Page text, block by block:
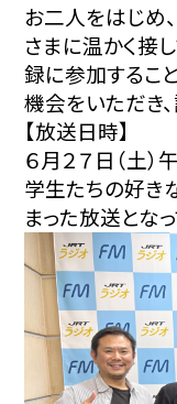
お二人をはじめ
さまに温かく接
録に参加するこ
機会をいただき
【放送日時】
６月２７日（土
学生たちの好き
まった放送とな